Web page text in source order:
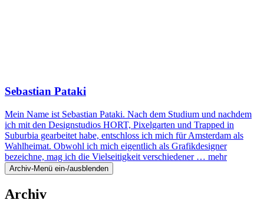
Sebastian Pataki
Mein Name ist Sebastian Pataki. Nach dem Studium und nachdem
ich mit den Designstudios HORT, Pixelgarten und Trapped in
Suburbia gearbeitet habe, entschloss ich mich für Amsterdam als
Wahlheimat. Obwohl ich mich eigentlich als Grafikdesigner
bezeichne, mag ich die Vielseitigkeit verschiedener … mehr
Archiv-Menü ein-/ausblenden
Archiv